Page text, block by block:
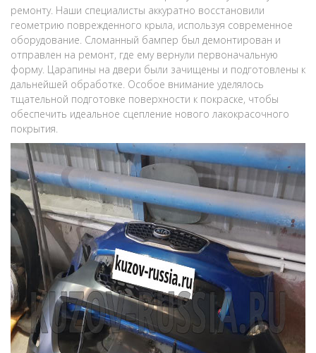
ремонту. Наши специалисты аккуратно восстановили
геометрию поврежденного крыла, используя современное
оборудование. Сломанный бампер был демонтирован и
отправлен на ремонт, где ему вернули первоначальную
форму. Царапины на двери были зачищены и подготовлены к
дальнейшей обработке. Особое внимание уделялось
тщательной подготовке поверхности к покраске, чтобы
обеспечить идеальное сцепление нового лакокрасочного
покрытия.